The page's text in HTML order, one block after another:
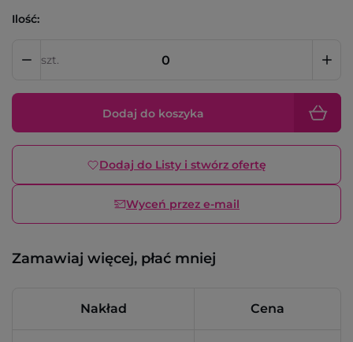
Ilość:
szt.
Dodaj do koszyka
Dodaj do Listy i stwórz ofertę
Wyceń przez e-mail
Zamawiaj więcej, płać mniej
Nakład Cena